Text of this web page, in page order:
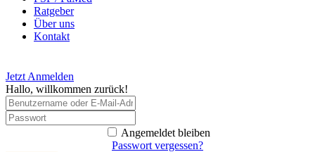
Ratgeber
Über uns
Kontakt
Jetzt Anmelden
Hallo, willkommen zurück!
Angemeldet bleiben
Passwort vergessen?